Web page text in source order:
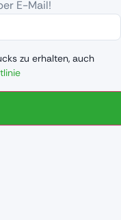
E-Mail!
zu erhalten, auch